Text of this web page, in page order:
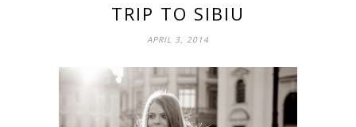
TRIP TO SIBIU
APRIL 3, 2014